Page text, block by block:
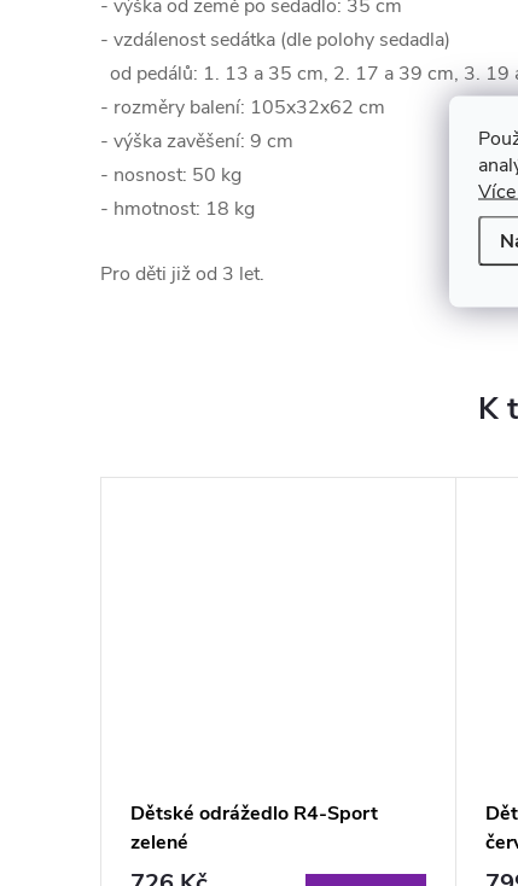
- výška od země po sedadlo: 35 cm
- vzdálenost sedátka (dle polohy sedadla)
od pedálů: 1. 13 a 35 cm, 2. 17 a 39 cm, 3. 19
- rozměry balení: 105x32x62 cm
- výška zavěšení: 9 cm
- nosnost: 50 kg
- hmotnost: 18 kg
Pro děti již od 3 let.
K
Dětské odrážedlo R4-Sport
zelené